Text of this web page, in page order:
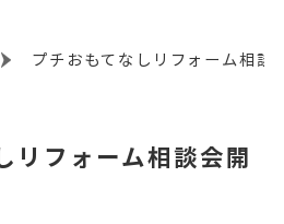
プチおもてなしリフォーム相談
リフォーム相談会開